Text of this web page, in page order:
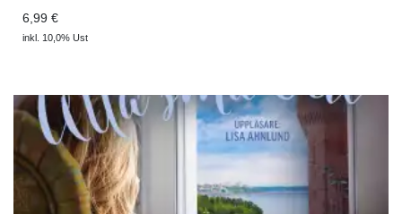
6,99 €
inkl. 10,0% Ust